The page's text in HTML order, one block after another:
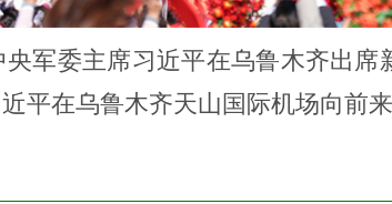
军委主席习近平在乌鲁木齐出
平在乌鲁木齐天山国际机场向前